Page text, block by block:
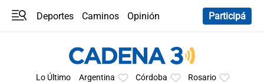
Deportes Caminos
Opinión
Participá
Lo Último Argentina Córdoba Rosario